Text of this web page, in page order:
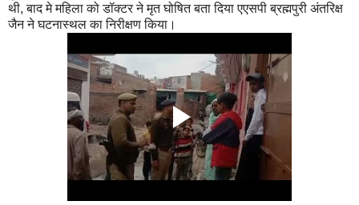
थी, बाद मे महिला को डॉक्टर ने मृत घोषित बता दिया एएसपी ब्रह्मपुरी अंतरिक्ष
जैन ने घटनास्थल का निरीक्षण किया।